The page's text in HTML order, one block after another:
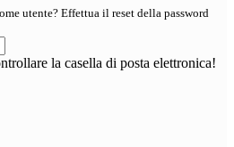
utente? Effettua il reset della password
la casella di posta elettronica!